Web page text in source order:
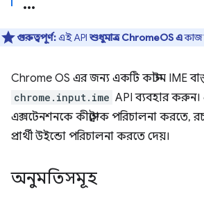
গুরুত্বপূর্ণ:এই API শুধুমাত্র ChromeOS একাজ
Chrome OS এর জন্য একটি কাস্টম IME
chrome.input.ime API ব্যবহার
এক্সটেনশনকে কীস্ট্রোক পরিচালনা করতে,
প্রার্থী উইন্ডো পরিচালনা করতে দেয়।
অনুমতিসমূহ